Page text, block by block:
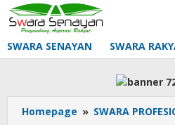
Lewati
ke
konten
SWARA SENAYAN SWARA
Homepage » SWARA